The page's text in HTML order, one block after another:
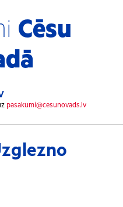
Cēsu
pasakumi@cesunovads.lv